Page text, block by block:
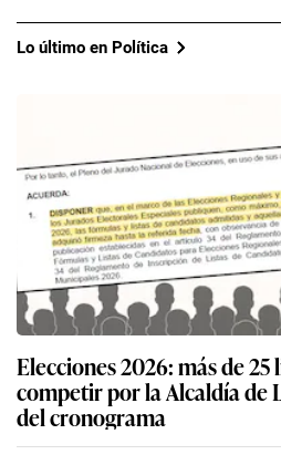
Lo último en Política
Elecciones 2026: más de
competir por la Alcaldía de
del cronograma